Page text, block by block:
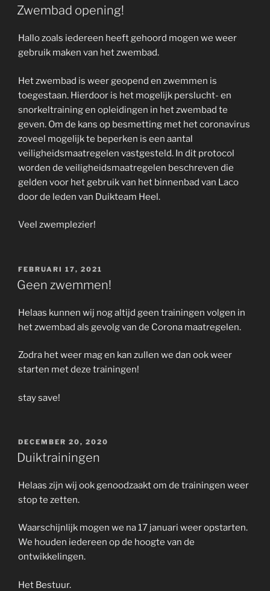
OP
Zwembad opening!
Hallo zoals iedereen heeft gehoord mogen we weer
gebruik maken van het zwembad.
Het zwembad is weer geopend en zwemmen is
toegestaan. Hierdoor is het mogelijk perslucht- en
snorkeltraining en opleidingen in het zwembad te
geven. Om de kans op besmetting met het coronavirus
zoveel mogelijk te beperken is een aantal
veiligheidsmaatregelen vastgesteld. In dit protocol
worden de veiligheidsmaatregelen beschreven die
gelden voor het gebruik van het binnenbad van Laco
door de leden van Duikteam Heel.
Veel zwemplezier!
GEPLAATST
OP
FEBRUARI 17, 2021
Geen zwemmen!
Helaas kunnen wij nog altijd geen trainingen volgen in
het zwembad als gevolg van de Corona maatregelen.
Zodra het weer mag en kan zullen we dan ook weer
starten met deze trainingen!
stay save!
GEPLAATST
OP
DECEMBER 20, 2020
Duiktrainingen
Helaas zijn wij ook genoodzaakt om de trainingen weer
stop te zetten.
Waarschijnlijk mogen we na 17 januari weer opstarten.
We houden iedereen op de hoogte van de
ontwikkelingen.
Het Bestuur.